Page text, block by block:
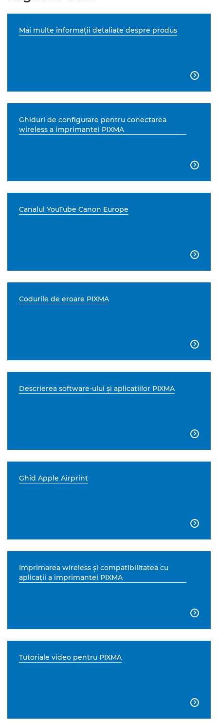
Mai multe informaţii detaliate despre produs

Ghiduri de configurare pentru conectarea
wireless a imprimantei PIXMA

Canalul YouTube Canon Europe

Codurile de eroare PIXMA

Descrierea software-ului şi aplicaţiilor PIXMA

Ghid Apple Airprint

Imprimarea wireless şi compatibilitatea cu
aplicaţii a imprimantei PIXMA

Tutoriale video pentru PIXMA
